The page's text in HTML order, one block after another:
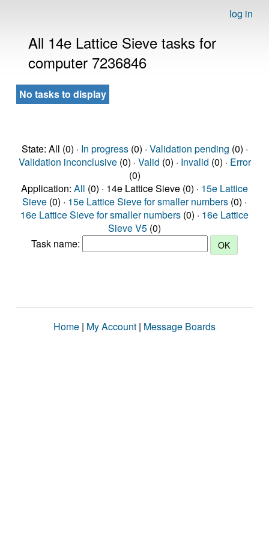
log in
All 14e Lattice Sieve tasks for
computer 7236846
No tasks to display
State: All (0) · In progress(0) · Validation pending (0) ·
Validation inconclusive(0) · Valid (0) · Invalid (0) · Error
(0)
Application: All (0) · 14e Lattice Sieve (0) · 15e Lattice
Sieve (0) · 15e Lattice Sieve for smaller numbers (0) ·
16e Lattice Sieve for smaller numbers (0) · 16e Lattice
Sieve V5 (0)
Task name:
Home | My Account | Message Boards